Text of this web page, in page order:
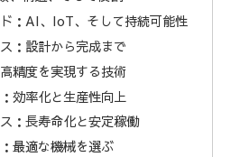
：AI、IoT、そして持続可能性
：設計から完成まで
精度を実現する技術
効率化と生産性向上
：長寿命化と安定稼働
最適な機械を選ぶ